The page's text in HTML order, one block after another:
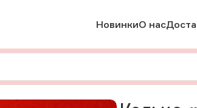
НовинкиО нас
Кольцо «Солнечный луч» с натуральным